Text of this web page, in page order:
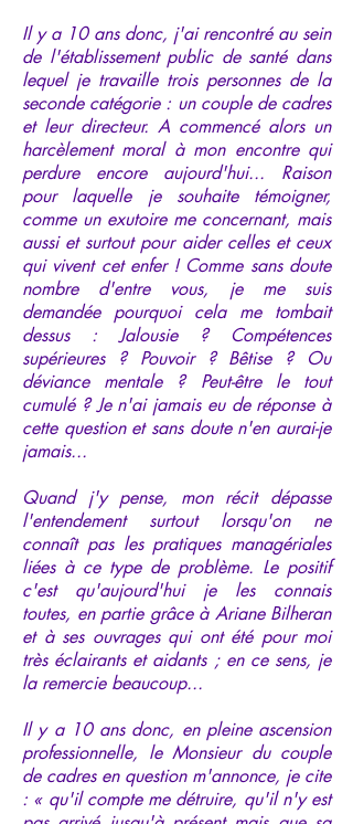
Il y a 10 ans donc, j'ai rencontré au sein
de l'établissement public de santé dans
lequel je travaille trois personnes de la
seconde catégorie : un couple de cadres
et leur directeur. A commencé alors un
harcèlement moral à mon encontre qui
perdure encore aujourd'hui... Raison
pour laquelle je souhaite témoigner,
comme un exutoire me concernant, mais
aussi et surtout pour aider celles et ceux
qui vivent cet enfer ! Comme sans doute
nombre d'entre vous, je me suis
demandée pourquoi cela me tombait
dessus : Jalousie ? Compétences
supérieures ? Pouvoir ? Bêtise ? Ou
déviance mentale ? Peut-être le tout
cumulé ? Je n'ai jamais eu de réponse à
cette question et sans doute n'en aurai-je
jamais...
Quand j'y pense, mon récit dépasse
l'entendement surtout lorsqu'on ne
connaît pas les pratiques managériales
liées à ce type de problème. Le positif
c'est qu'aujourd'hui je les connais
toutes, en partie grâce à Ariane Bilheran
et à ses ouvrages qui ont été pour moi
très éclairants et aidants ; en ce sens, je
la remercie beaucoup...
Il y a 10 ans donc, en pleine ascension
professionnelle, le Monsieur du couple
de cadres en question m'annonce, je cite
: « qu'il compte me détruire, qu'il n'y est